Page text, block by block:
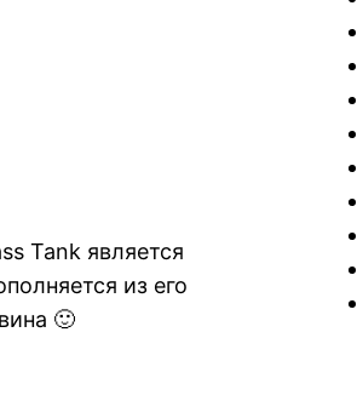
Tank является
из его
🙂